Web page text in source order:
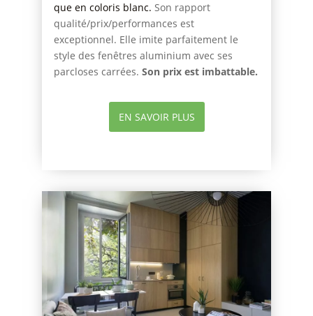
que en coloris blanc. Son rapport
qualité/prix/performances est
exceptionnel. Elle imite parfaitement le
style des fenêtres aluminium avec ses
parcloses carrées. Son prix est imbattable.
EN SAVOIR PLUS